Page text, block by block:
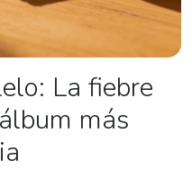
La fiebre
más